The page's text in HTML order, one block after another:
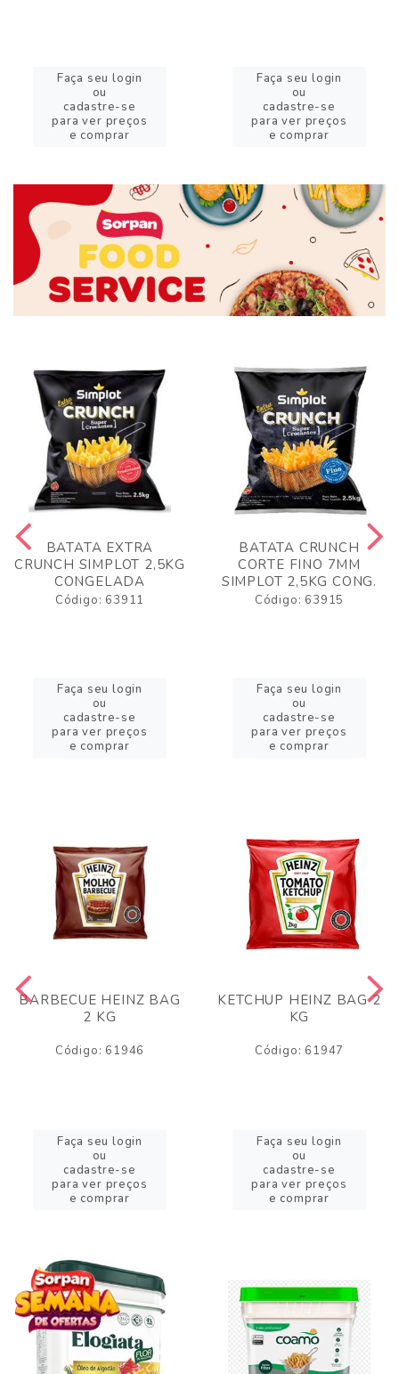
Faça seu login
ou
cadastre-se
para ver preços
e comprar
Faça seu login
ou
cadastre-se
para ver preços
e comprar
BATATA EXTRA
CRUNCH SIMPLOT 2,5KG
CONGELADA
Código: 63911
Faça seu login
ou
cadastre-se
para ver preços
e comprar
BATATA CRUNCH
CORTE FINO 7MM
SIMPLOT 2,5KG CONG.
Código: 63915
Faça seu login
ou
cadastre-se
para ver preços
e comprar
BARBECUE HEINZ BAG
2 KG
Código: 61946
Faça seu login
ou
cadastre-se
para ver preços
e comprar
KETCHUP HEINZ BAG 2
KG
Código: 61947
Faça seu login
ou
cadastre-se
para ver preços
e comprar